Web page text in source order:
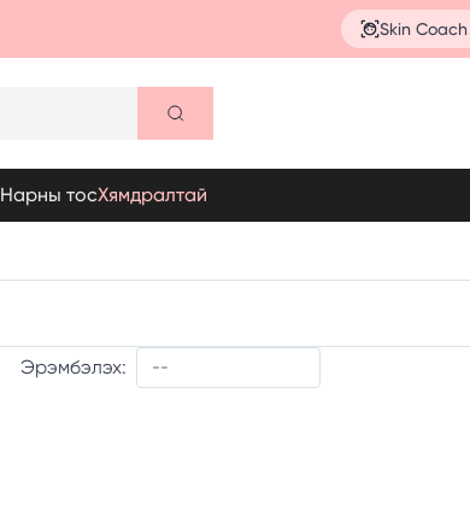
Skin Coach
Нарны тосХямдралтай
Эрэмбэлэх: